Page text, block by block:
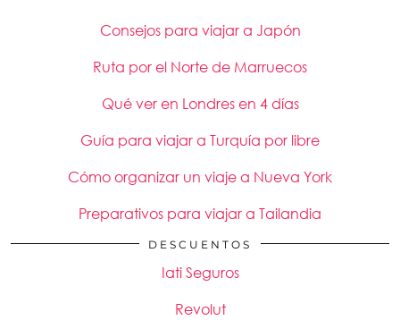
Consejos para viajar a Japón
Ruta por el Norte de Marruecos
Qué ver en Londres en 4 días
Guía para viajar a Turquía por libre
Cómo organizar un viaje a Nueva York
Preparativos para viajar a Tailandia
DESCUENTOS
Iati Seguros
Revolut